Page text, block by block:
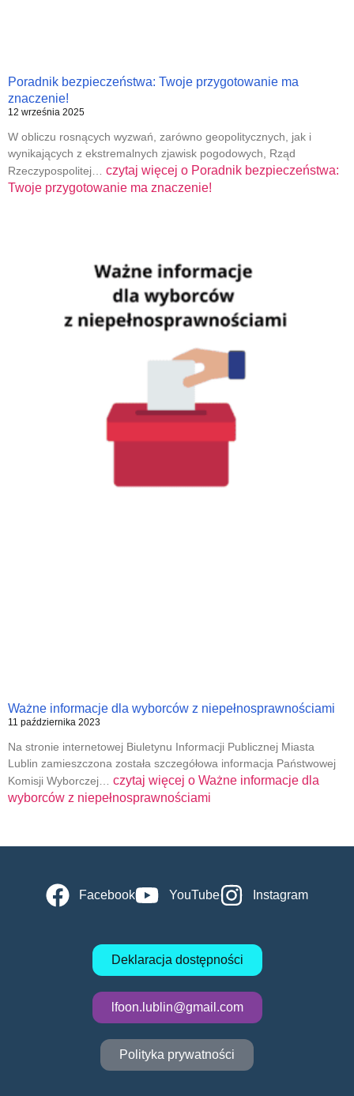
Poradnik bezpieczeństwa: Twoje przygotowanie ma
znaczenie!
12 września 2025
W obliczu rosnących wyzwań, zarówno geopolitycznych, jak i
wynikających z ekstremalnych zjawisk pogodowych, Rząd
Rzeczypospolitej… czytaj więcej o Poradnik bezpieczeństwa:
Twoje przygotowanie ma znaczenie!
Ważne informacje dla wyborców z niepełnosprawnościami
11 października 2023
Na stronie internetowej Biuletynu Informacji Publicznej Miasta
Lublin zamieszczona została szczegółowa informacja Państwowej
Komisji Wyborczej… czytaj więcej o Ważne informacje dla
wyborców z niepełnosprawnościami
Facebook YouTube Instagram
Deklaracja dostępności
lfoon.lublin@gmail.com
Polityka prywatności